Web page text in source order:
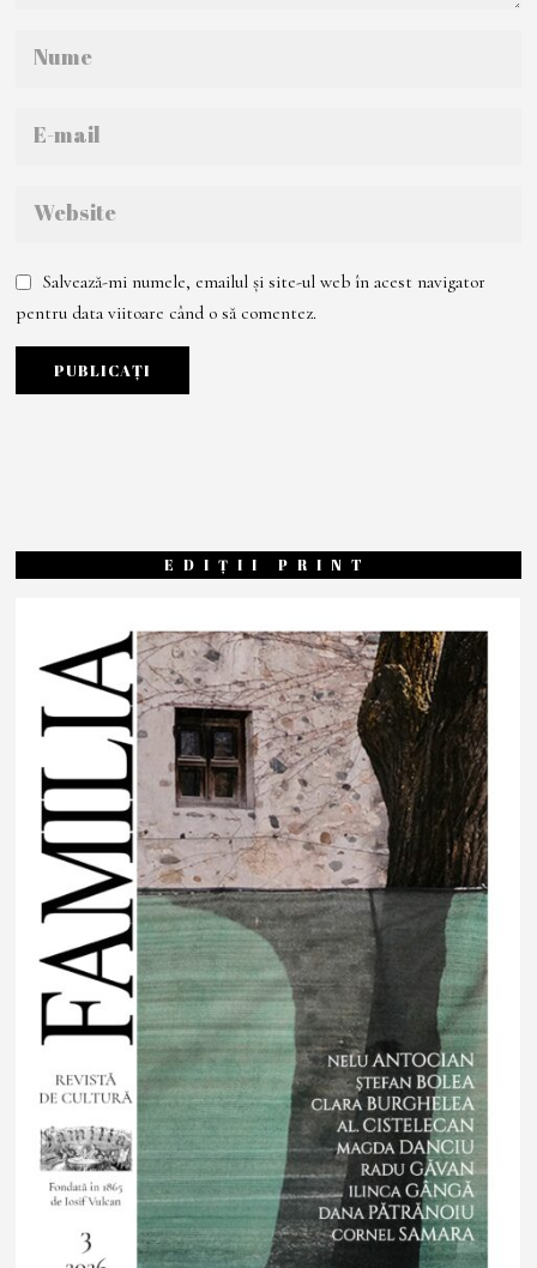
Salvează-mi numele, emailul și site-ul web în acest navigator
pentru data viitoare când o să comentez.
EDIȚII PRINT